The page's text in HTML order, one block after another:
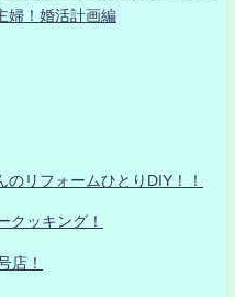
婦！婚活計画編
リフォームひとりDIY！！
クッキング！
店！